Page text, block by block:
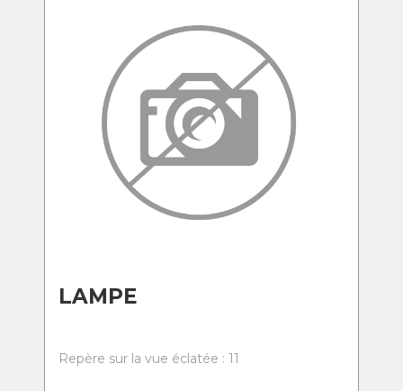
LAMPE
Repère sur la vue éclatée : 11